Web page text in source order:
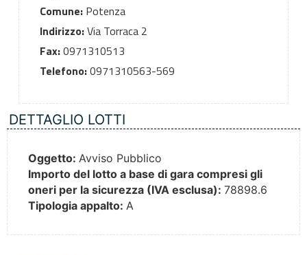
Comune:Potenza
Indirizzo:Via Torraca 2
Fax:0971310513
Telefono:0971310563-569
DETTAGLIO LOTTI
Oggetto: Avviso Pubblico
Importo del lotto a base di gara compresi gli
oneri per la sicurezza (IVA esclusa): 78898.6
Tipologia appalto: A